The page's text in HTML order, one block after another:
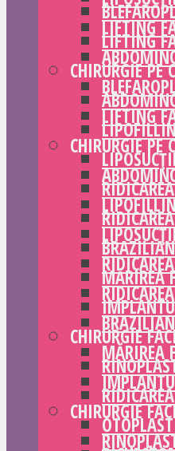
LIFTING
CHIRURGIE PE
MĂRIREA
CHIRURGIE
LIFTING
LIFTING
CHIRURGIE PE
MĂRIREA
CHIRURGIE